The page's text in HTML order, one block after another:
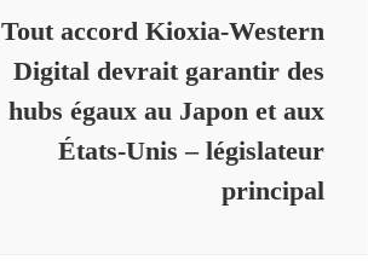
Tout accord Kioxia-Western
Digital devrait garantir des
hubs égaux au Japon et aux
États-Unis – législateur
principal